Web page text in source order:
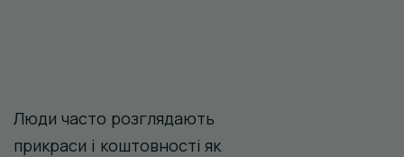
Люди часто розглядають
прикраси і коштовності як